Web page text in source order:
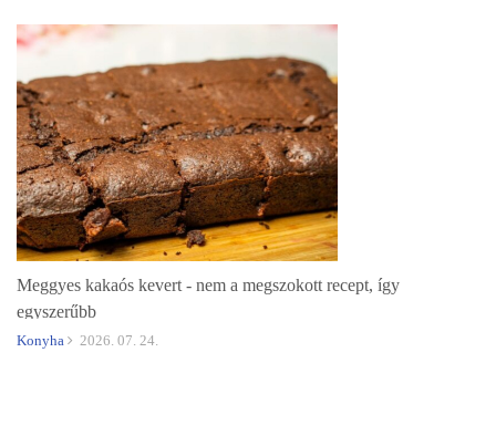
Meggyes kakaós kevert - nem a megszokott recept, így
egyszerűbb
Konyha 2026. 07. 24.